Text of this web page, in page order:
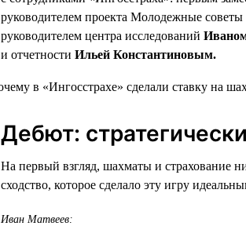
руководителем проекта Молодежные
руководителем центра исследований
и отчетности Ильей Константиновым.
Дебют:
На первый взгляд, шахматы и страхование
сходство, которое сделало эту игру
Иван Матвеев: